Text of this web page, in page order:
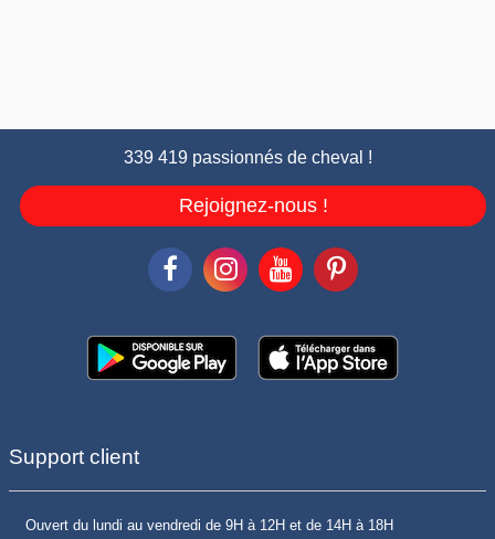
339 419 passionnés de cheval !
Rejoignez-nous !
Support client
Ouvert du lundi au vendredi de 9H à 12H et de 14H à 18H